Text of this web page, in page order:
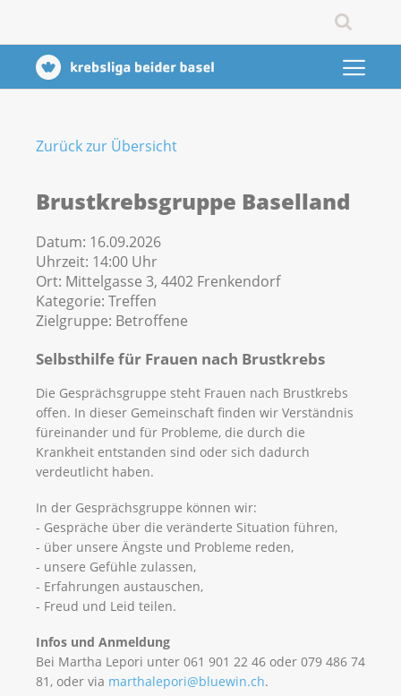
Zurück zur Übersicht
Brustkrebsgruppe Baselland
Datum: 16.09.2026
Uhrzeit: 14:00 Uhr
Ort: Mittelgasse 3, 4402 Frenkendorf
Kategorie: Treffen
Zielgruppe: Betroffene
Selbsthilfe für Frauen nach Brustkrebs
Die Gesprächsgruppe steht Frauen nach Brustkrebs
offen. In dieser Gemeinschaft finden wir Verständnis
füreinander und für Probleme, die durch die
Krankheit entstanden sind oder sich dadurch
verdeutlicht haben.
In der Gesprächsgruppe können wir:
- Gespräche über die veränderte Situation führen,
- über unsere Ängste und Probleme reden,
- unsere Gefühle zulassen,
- Erfahrungen austauschen,
- Freud und Leid teilen.
Infos und Anmeldung
Bei Martha Lepori unter 061 901 22 46 oder 079 486 74
81, oder via marthalepori@bluewin.ch.